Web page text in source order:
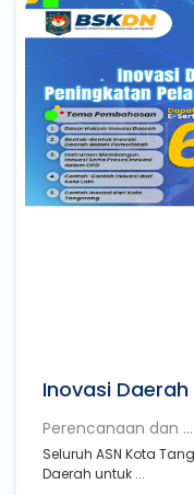
Inovasi Daerah
Perencanaan dan ...
Seluruh ASN Kota
Daerah untuk ...